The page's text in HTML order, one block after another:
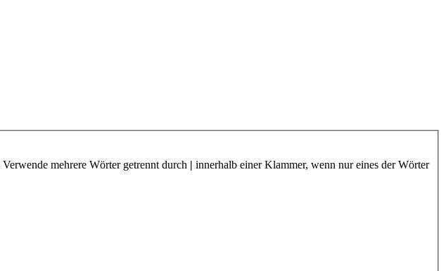
mehrere Wörter getrennt durch | innerhalb einer Klammer, wenn nur eines der Wörter